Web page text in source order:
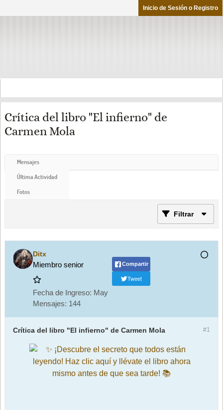
Inicio de Sesión o Registro
Crítica del libro "El infierno" de
Carmen Mola
Mensajes
Última Actividad
Fotos
Filtrar
Ditx
Miembro senior
Fecha de Ingreso: May
Mensajes: 144
Compartir
Tweet
#1
Crítica del libro "El infierno" de Carmen Mola